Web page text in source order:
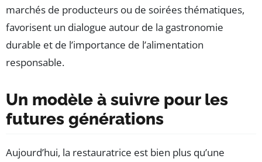
marchés de producteurs ou de soirées thématiques,
favorisent un dialogue autour de la gastronomie
durable et de l’importance de l’alimentation
responsable.
Un modèle à suivre pour les
futures générations
Aujourd’hui, la restauratrice est bien plus qu’une